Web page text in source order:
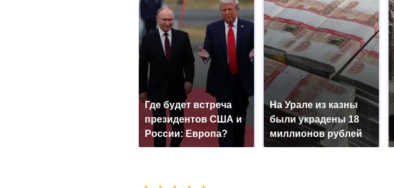
Где будет встреча
президентов США и
России: Европа?
На Урале из казны
были украдены 18
миллионов рублей